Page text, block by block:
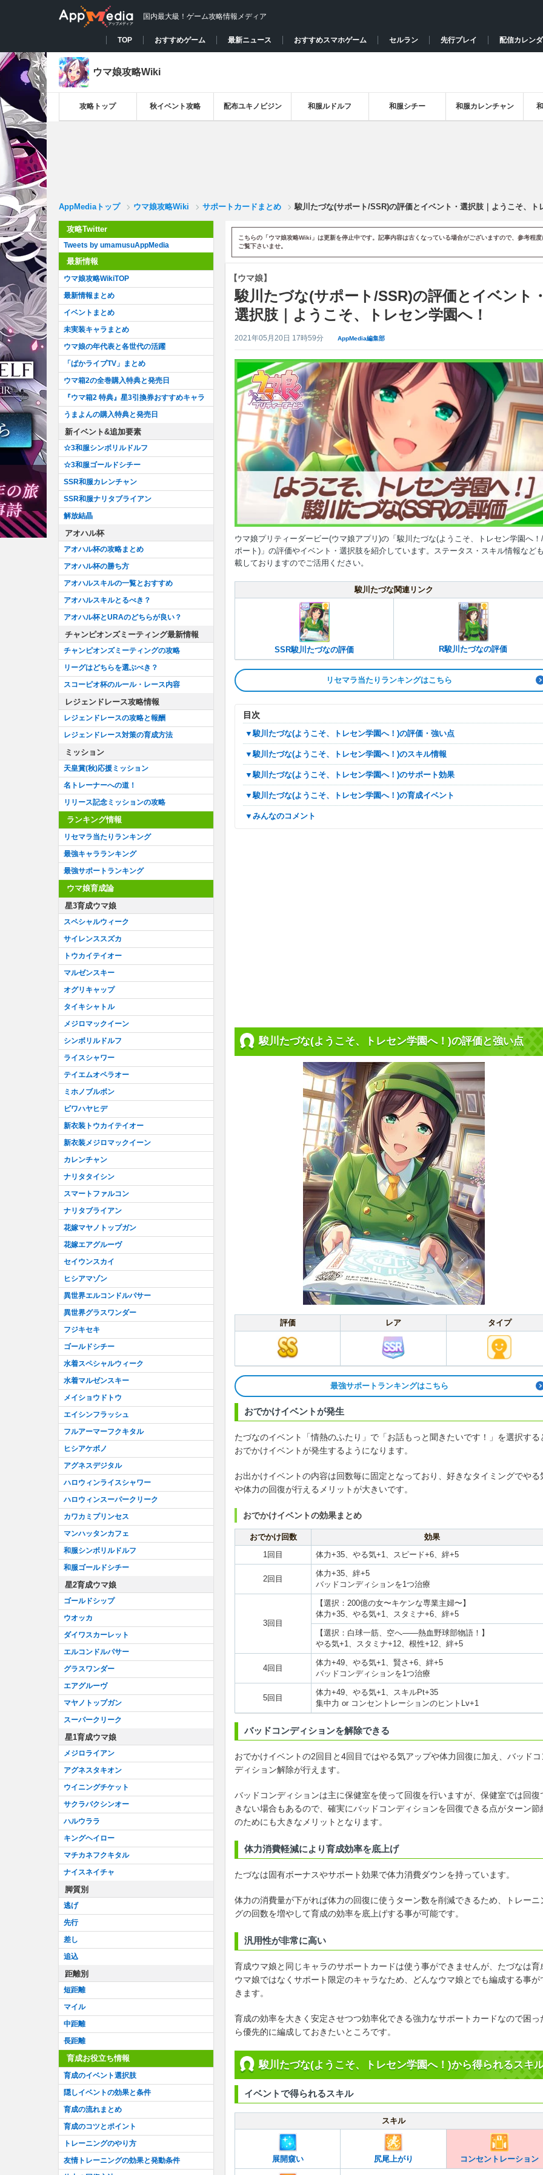
国内最大級！ゲーム攻略情報メディア
TOP おすすめゲーム 最新ニュース おすすめスマホゲーム セルラン 先行プレイ 配信カレン
ウマ娘攻略Wiki
攻略トップ 秋イベント攻略 配布ユキノビジン 和服ルドルフ 和服シチー 和服カレンチャン
AppMediaトップ ウマ娘攻略Wiki サポートカードまとめ 駿川たづな(サポート/SSR)の評価とイベント・選択肢｜ようこそ、ト
こちらの「ウマ娘攻略Wiki」は更新を停止中です。記事内容は古くなっている場合がございますので、参考程度
ご覧下さいませ。
【ウマ娘】
駿川たづな(サポート/SSR)の評価とイベント・
選択肢｜ようこそ、トレセン学園へ！
2021年05月20日 17時59分 AppMedia編集部
ウマ娘プリティーダービー(ウマ娘アプリ)の「駿川たづな(ようこそ、トレセン学園へ！
ポート)」の評価やイベント・選択肢を紹介しています。ステータス・スキル情報など
載しておりますのでご活用ください。
駿川たづな関連リンク
SSR駿川たづなの評価 R駿川たづなの評価
リセマラ当たりランキングはこちら
目次
▼駿川たづな(ようこそ、トレセン学園へ！)の評価・強い点
▼駿川たづな(ようこそ、トレセン学園へ！)のスキル情報
▼駿川たづな(ようこそ、トレセン学園へ！)のサポート効果
▼駿川たづな(ようこそ、トレセン学園へ！)の育成イベント
▼みんなのコメント
駿川たづな(ようこそ、トレセン学園へ！)の評価と強い点
評価 レア タイプ
最強サポートランキングはこちら
おでかけイベントが発生
たづなのイベント「情熱のふたり」で「お話もっと聞きたいです！」を選択する
おでかけイベントが発生するようになります。
お出かけイベントの内容は回数毎に固定となっており、好きなタイミングでやる
や体力の回復が行えるメリットが大きいです。
おでかけイベントの効果まとめ
おでかけ回数
効果
1回目
体力+35、やる気+1、スピード+6、絆+5
2回目
体力+35、絆+5
バッドコンディションを1つ治療
3回目
【選択：200億の女〜キケンな専業主婦〜】
体力+35、やる気+1、スタミナ+6、絆+5
【選択：白球一筋、空へ——熱血野球部物語！】
やる気+1、スタミナ+12、根性+12、絆+5
4回目
体力+49、やる気+1、賢さ+6、絆+5
バッドコンディションを1つ治療
5回目
体力+49、やる気+1、スキルPt+35
集中力 or コンセントレーションのヒントLv+1
バッドコンディションを解除できる
おでかけイベントの2回目と4回目ではやる気アップや体力回復に加え、バッドコ
ディション解除が行えます。
バッドコンディションは主に保健室を使って回復を行いますが、保健室では回復
きない場合もあるので、確実にバッドコンディションを回復できる点がターン節
のためにも大きなメリットとなります。
体力消費軽減により育成効率を底上げ
たづなは固有ボーナスやサポート効果で体力消費ダウンを持っています。
体力の消費量が下がれば体力の回復に使うターン数を削減できるため、トレーニ
グの回数を増やして育成の効率を底上げする事が可能です。
汎用性が非常に高い
育成ウマ娘と同じキャラのサポートカードは使う事ができませんが、たづなは育
ウマ娘ではなくサポート限定のキャラなため、どんなウマ娘とでも編成する事が
きます。
育成の効率を大きく安定させつつ効率化できる強力なサポートカードなので困っ
ら優先的に編成しておきたいところです。
駿川たづな(ようこそ、トレセン学園へ！)から得られるスキ
イベントで得られるスキル
スキル
展開窺い 尻尾上がり コンセントレーション
攻略Twitter
Tweets by umamusuAppMedia
最新情報
ウマ娘攻略WikiTOP
最新情報まとめ
イベントまとめ
未実装キャラまとめ
ウマ娘の年代表と各世代の活躍
「ぱかライブTV」まとめ
ウマ箱2の全巻購入特典と発売日
『ウマ箱2 特典』星3引換券おすすめキャラ
うまよんの購入特典と発売日
新イベント&追加要素
☆3和服シンボリルドルフ
☆3和服ゴールドシチー
SSR和服カレンチャン
SSR和服ナリタブライアン
解放結晶
アオハル杯
アオハル杯の攻略まとめ
アオハル杯の勝ち方
アオハルスキルの一覧とおすすめ
アオハルスキルとるべき？
アオハル杯とURAのどちらが良い？
チャンピオンズミーティング最新情報
チャンピオンズミーティングの攻略
リーグはどちらを選ぶべき？
スコーピオ杯のルール・レース内容
レジェンドレース攻略情報
レジェンドレースの攻略と報酬
レジェンドレース対策の育成方法
ミッション
天皇賞(秋)応援ミッション
名トレーナーへの道！
リリース記念ミッションの攻略
ランキング情報
リセマラ当たりランキング
最強キャラランキング
最強サポートランキング
ウマ娘育成論
星3育成ウマ娘
スペシャルウィーク
サイレンススズカ
トウカイテイオー
マルゼンスキー
オグリキャップ
タイキシャトル
メジロマックイーン
シンボリルドルフ
ライスシャワー
テイエムオペラオー
ミホノブルボン
ビワハヤヒデ
新衣装トウカイテイオー
新衣装メジロマックイーン
カレンチャン
ナリタタイシン
スマートファルコン
ナリタブライアン
花嫁マヤノトップガン
花嫁エアグルーヴ
セイウンスカイ
ヒシアマゾン
異世界エルコンドルパサー
異世界グラスワンダー
フジキセキ
ゴールドシチー
水着スペシャルウィーク
水着マルゼンスキー
メイショウドトウ
エイシンフラッシュ
フルアーマーフクキタル
ヒシアケボノ
アグネスデジタル
ハロウィンライスシャワー
ハロウィンスーパークリーク
カワカミプリンセス
マンハッタンカフェ
和服シンボリルドルフ
和服ゴールドシチー
星2育成ウマ娘
ゴールドシップ
ウオッカ
ダイワスカーレット
エルコンドルパサー
グラスワンダー
エアグルーヴ
マヤノトップガン
スーパークリーク
星1育成ウマ娘
メジロライアン
アグネスタキオン
ウイニングチケット
サクラバクシンオー
ハルウララ
キングヘイロー
マチカネフクキタル
ナイスネイチャ
脚質別
逃げ
先行
差し
追込
距離別
短距離
マイル
中距離
長距離
育成お役立ち情報
育成のイベント選択肢
隠しイベントの効果と条件
育成の流れまとめ
育成のコツとポイント
トレーニングのやり方
友情トレーニングの効果と発動条件